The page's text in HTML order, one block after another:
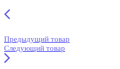
Предыдущий товар
Следующий товар